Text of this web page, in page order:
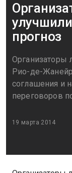
прогноз
Организаторы
Рио-де-
соглашения и
переговоров
19 марта 2014